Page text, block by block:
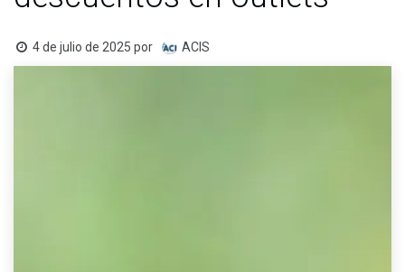
4 de julio de 2025 por ACIS